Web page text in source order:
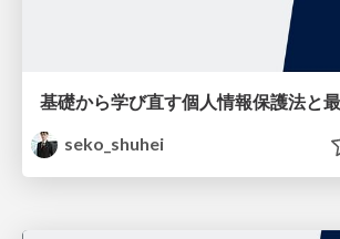
基礎から学び直す個人情報保護法と
seko_shuhei